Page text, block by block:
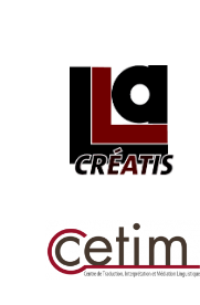
Affiliations/partenaires